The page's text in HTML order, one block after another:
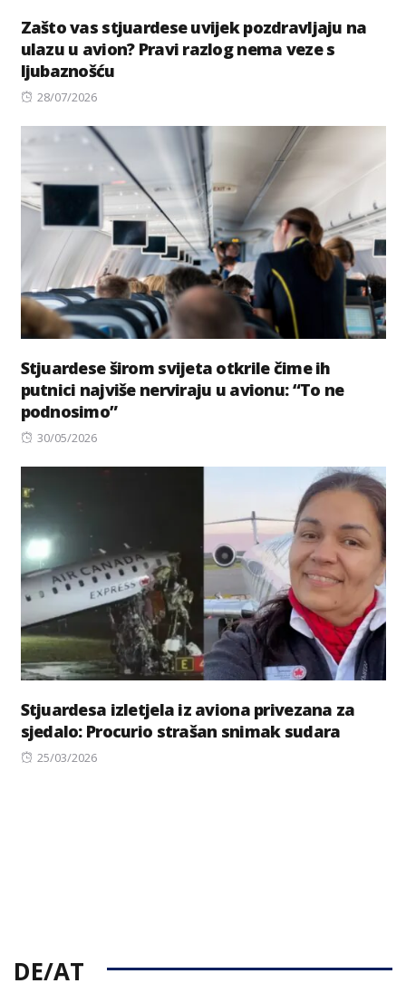
Zašto vas stjuardese uvijek pozdravljaju na
ulazu u avion? Pravi razlog nema veze s
ljubaznošću
Posted
28/07/2026
Stjuardese širom svijeta otkrile čime ih
putnici najviše nerviraju u avionu: “To ne
podnosimo”
Posted
30/05/2026
Stjuardesa izletjela iz aviona privezana za
sjedalo: Procurio strašan snimak sudara
Posted
25/03/2026
DE/AT